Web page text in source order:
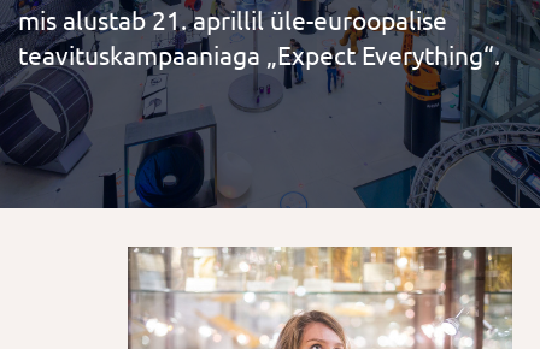
mis alustab 21. aprillil üle-euroopalise
teavituskampaaniaga „Expect Everything“.